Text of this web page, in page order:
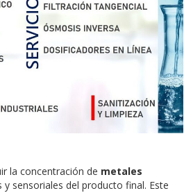
la concentración de metales
sensoriales del producto final. Este